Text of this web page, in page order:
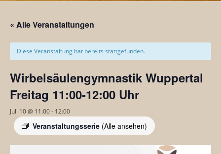
« Alle Veranstaltungen
Diese Veranstaltung hat bereits stattgefunden.
Wirbelsäulengymnastik Wuppertal
Freitag 11:00-12:00 Uhr
Juli 10 @ 11:00- 12:00
Veranstaltungsserie (Alle ansehen)